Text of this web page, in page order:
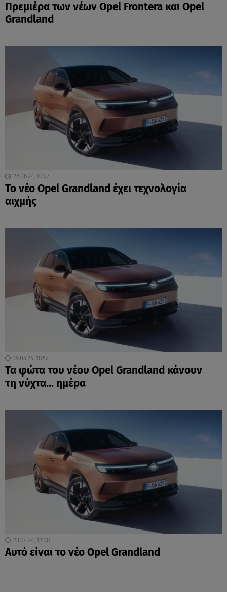
Πρεμιέρα των νέων Opel Frontera και Opel
Grandland
28.06.24, 10:27
Το νέο Opel Grandland έχει τεχνολογία
αιχμής
19.05.24, 18:52
Τα φώτα του νέου Opel Grandland κάνουν
τη νύχτα... ημέρα
23.04.24, 12:08
Αυτό είναι το νέο Opel Grandland